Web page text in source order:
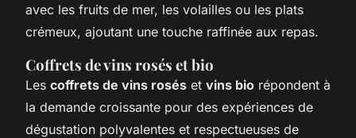
avec les fruits de mer, les volailles ou les plats
crémeux, ajoutant une touche raffinée aux repas.
Coffrets de vins rosés et bio
Les coffrets de vins rosés et vins bio répondent à
la demande croissante pour des expériences de
dégustation polyvalentes et respectueuses de